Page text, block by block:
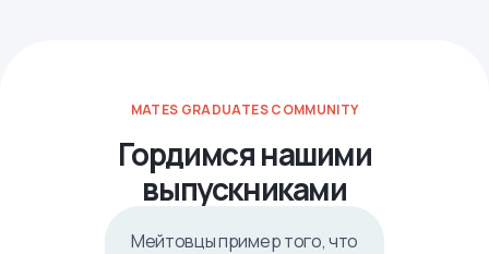
MATES GRADUATES COMMUNITY
Гордимся нашими
выпускниками
Мейтовцы пример того, что